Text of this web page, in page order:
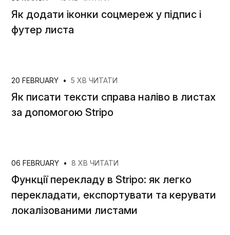
Як додати іконки соцмереж у підпис і
футер листа
20 FEBRUARY • 5 ХВ ЧИТАТИ
Як писати тексти справа наліво в листах
за допомогою Stripo
06 FEBRUARY • 8 ХВ ЧИТАТИ
Функції перекладу в Stripo: як легко
перекладати, експортувати та керувати
локалізованими листами